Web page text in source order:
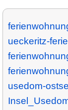
ueckeritz-
usedom-